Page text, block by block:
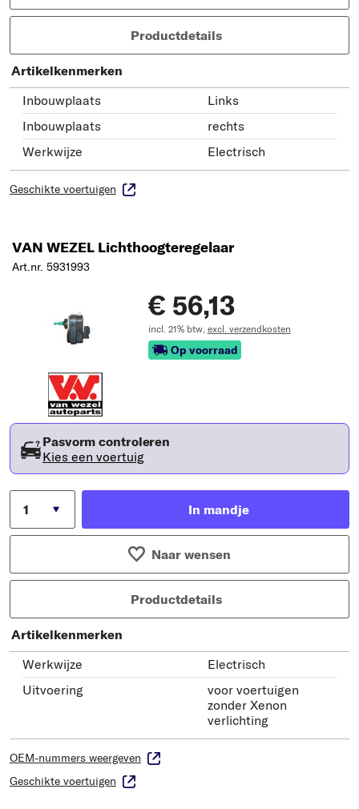
Productdetails
Artikelkenmerken
Inbouwplaats
Links
Inbouwplaats
rechts
Werkwijze
Electrisch
Geschikte voertuigen
VAN WEZEL Lichthoogteregelaar
Art.nr. 5931993
€ 56,13
incl. 21% btw, excl. verzendkosten
Op voorraad
Pasvorm controleren
Kies een voertuig
In mandje
Naar wensen
Productdetails
Artikelkenmerken
Werkwijze
Electrisch
Uitvoering
voor voertuigen
zonder Xenon
verlichting
OEM-nummers weergeven
Geschikte voertuigen